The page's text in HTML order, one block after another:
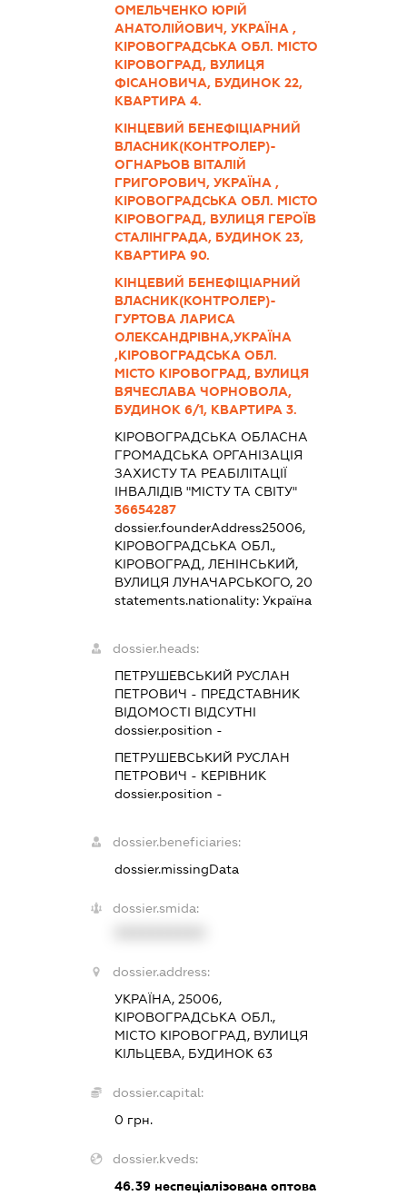
ОМЕЛЬЧЕНКО ЮРІЙ
АНАТОЛІЙОВИЧ, УКРАЇНА ,
КІРОВОГРАДСЬКА ОБЛ. МІСТО
КІРОВОГРАД, ВУЛИЦЯ
ФІСАНОВИЧА, БУДИНОК 22,
КВАРТИРА 4.
КІНЦЕВИЙ БЕНЕФІЦІАРНИЙ
ВЛАСНИК(КОНТРОЛЕР)-
ОГНАРЬОВ ВІТАЛІЙ
ГРИГОРОВИЧ, УКРАЇНА ,
КІРОВОГРАДСЬКА ОБЛ. МІСТО
КІРОВОГРАД, ВУЛИЦЯ ГЕРОЇВ
СТАЛІНГРАДА, БУДИНОК 23,
КВАРТИРА 90.
КІНЦЕВИЙ БЕНЕФІЦІАРНИЙ
ВЛАСНИК(КОНТРОЛЕР)-
ГУРТОВА ЛАРИСА
ОЛЕКСАНДРІВНА,УКРАЇНА
,КІРОВОГРАДСЬКА ОБЛ.
МІСТО КІРОВОГРАД, ВУЛИЦЯ
ВЯЧЕСЛАВА ЧОРНОВОЛА,
БУДИНОК 6/1, КВАРТИРА 3.
КІРОВОГРАДСЬКА ОБЛАСНА
ГРОМАДСЬКА ОРГАНІЗАЦІЯ
ЗАХИСТУ ТА РЕАБІЛІТАЦІЇ
ІНВАЛІДІВ "МІСТУ ТА СВІТУ"
36654287
dossier.founderAddress25006,
КІРОВОГРАДСЬКА ОБЛ.,
КІРОВОГРАД, ЛЕНІНСЬКИЙ,
ВУЛИЦЯ ЛУНАЧАРСЬКОГО, 20
statements.nationality: Україна
dossier.heads:
ПЕТРУШЕВСЬКИЙ РУСЛАН
ПЕТРОВИЧ - ПРЕДСТАВНИК
ВІДОМОСТІ ВІДСУТНІ
dossier.position -
ПЕТРУШЕВСЬКИЙ РУСЛАН
ПЕТРОВИЧ - КЕРІВНИК
dossier.position -
dossier.beneficiaries:
dossier.missingData
dossier.smida:
dossier.address:
УКРАЇНА, 25006,
КІРОВОГРАДСЬКА ОБЛ.,
МІСТО КІРОВОГРАД, ВУЛИЦЯ
КІЛЬЦЕВА, БУДИНОК 63
dossier.capital:
0 грн.
dossier.kveds:
46.39неспеціалізована оптова